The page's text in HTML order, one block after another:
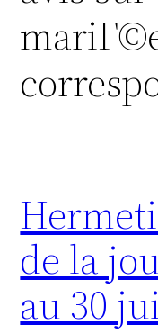
de la
au 30